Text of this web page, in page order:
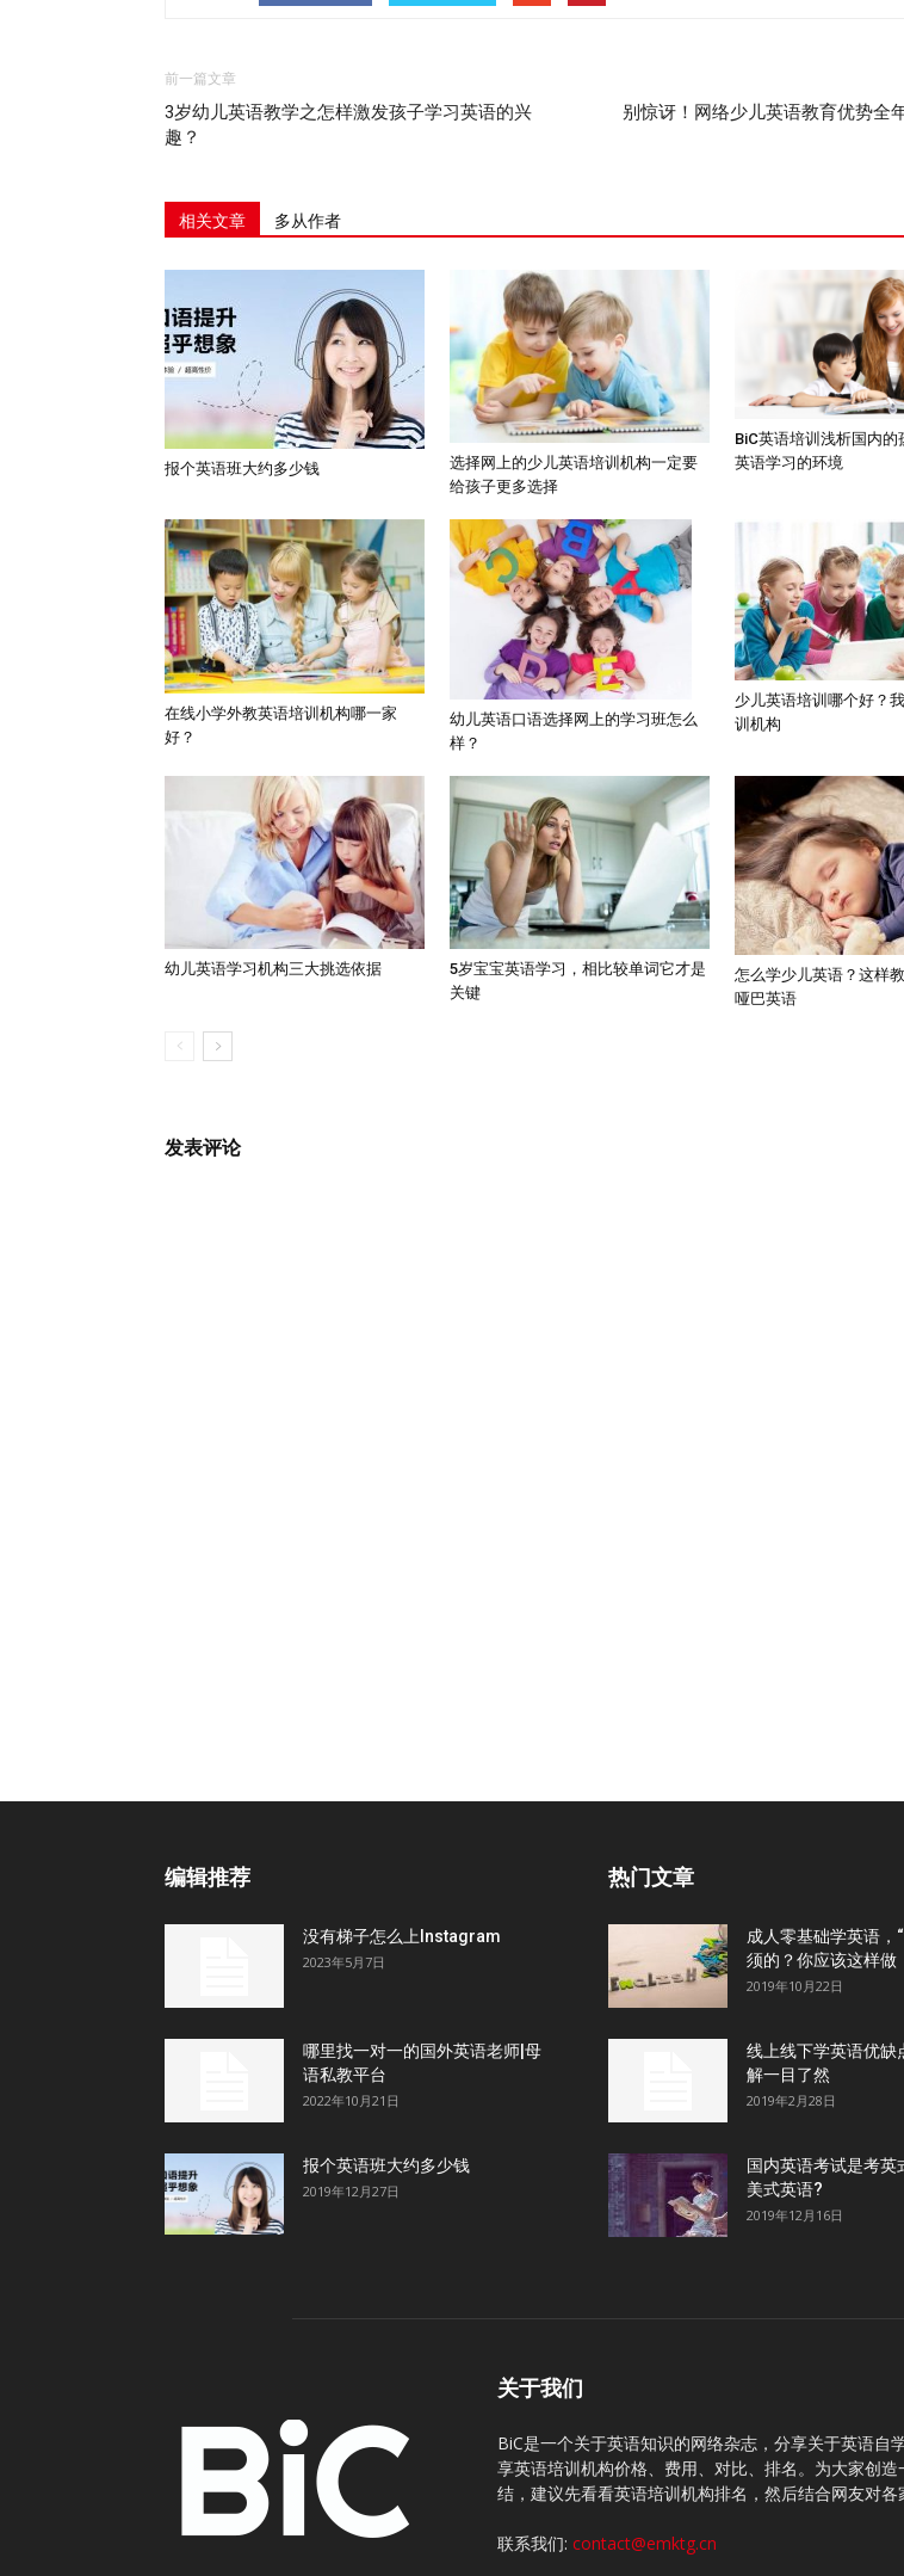
前一篇文章
3岁幼儿英语教学之怎样激发孩子学习英语的兴
趣？
别惊讶！网络少儿英语教育优势全
相关文章 多从作者
报个英语班大约多少钱
选择网上的少儿英语培训机构一定要
给孩子更多选择
BiC英语培训浅析国内的
英语学习的环境
在线小学外教英语培训机构哪一家
好？
幼儿英语口语选择网上的学习班怎么
样？
少儿英语培训哪个好？
训机构
幼儿英语学习机构三大挑选依据
5岁宝宝英语学习，相比较单词它才是
关键
怎么学少儿英语？这样
哑巴英语
发表评论
编辑推荐
没有梯子怎么上Instagram
2023年5月7日
哪里找一对一的国外英语老师|母
语私教平台
2022年10月21日
报个英语班大约多少钱
2019年12月27日
热门文章
成人零基础学英语，
须的？你应该这样做
2019年10月22日
线上线下学英语优缺
解一目了然
2019年2月28日
国内英语考试是考英
美式英语?
2019年12月16日
关于我们
BiC是一个关于英语知识的网络杂志，分享关于英语
享英语培训机构价格、费用、对比、排名。为大家创
结，建议先看看英语培训机构排名，然后结合网友对
联系我们: contact@emktg.cn